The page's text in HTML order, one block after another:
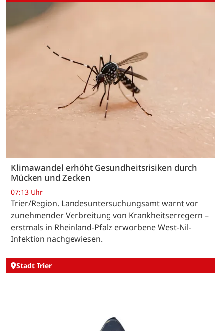
Klimawandel erhöht Gesundheitsrisiken durch
Mücken und Zecken
07:13 Uhr
Trier/Region. Landesuntersuchungsamt warnt vor
zunehmender Verbreitung von Krankheitserregern –
erstmals in Rheinland-Pfalz erworbene West-Nil-
Infektion nachgewiesen.
Stadt Trier